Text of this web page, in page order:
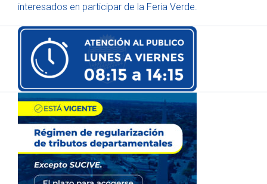
interesados en participar de la Feria Verde.